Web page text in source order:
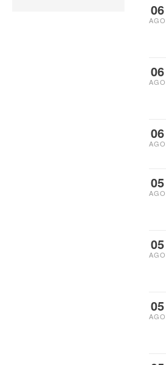
06
AGO
06
AGO
06
AGO
05
AGO
05
AGO
05
AGO